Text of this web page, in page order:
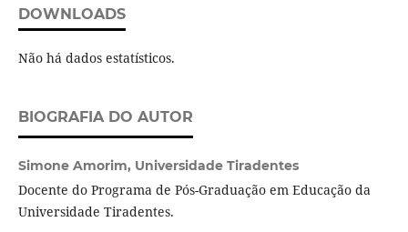
DOWNLOADS
Não há dados estatísticos.
BIOGRAFIA DO AUTOR
Simone Amorim, Universidade Tiradentes
Docente do Programa de Pós-Graduação em Educação da
Universidade Tiradentes.